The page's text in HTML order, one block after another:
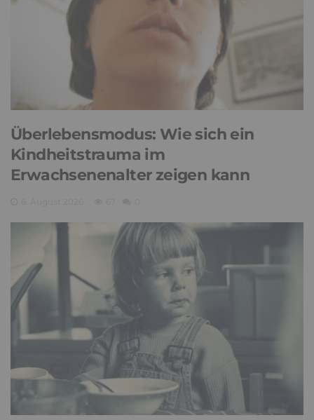
Überlebensmodus: Wie sich ein
Kindheitstrauma im
Erwachsenenalter zeigen kann